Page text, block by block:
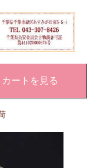
カートを見る